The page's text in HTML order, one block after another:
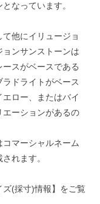
なっています。
他にイリュージョ
ンサンストーンは
スがベースである
ドライトがベース
ロー、またはバイ
ーションがあるの
マーシャルネーム
れます。
(採寸)情報】をご覧